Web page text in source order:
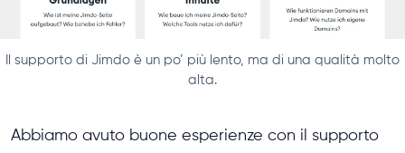
Il supporto di Jimdo è un po’ più lento, ma di una qualità molto
alta.
Abbiamo avuto buone esperienze con il supporto